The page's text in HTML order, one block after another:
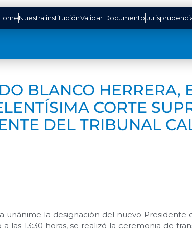
Nuestra instituciónValidar Documento
BLANCO HERRERA,
CORTE
DEL TRIBUNAL
unánime la designación del nuevo Presidente
las 13:30 horas, se realizó la ceremonia de